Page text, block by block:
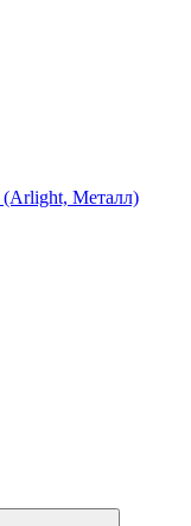
Металл)